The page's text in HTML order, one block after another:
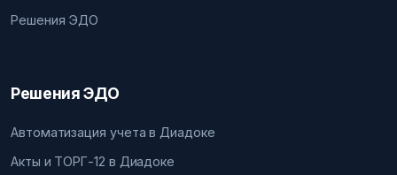
Решения ЭДО
Решения ЭДО
Автоматизация учета в Диадоке
Акты и ТОРГ-12 в Диадоке